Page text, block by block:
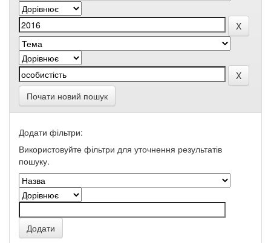
Почати новий пошук
Додати фільтри:
Використовуйте фільтри для уточнення результатів
пошуку.